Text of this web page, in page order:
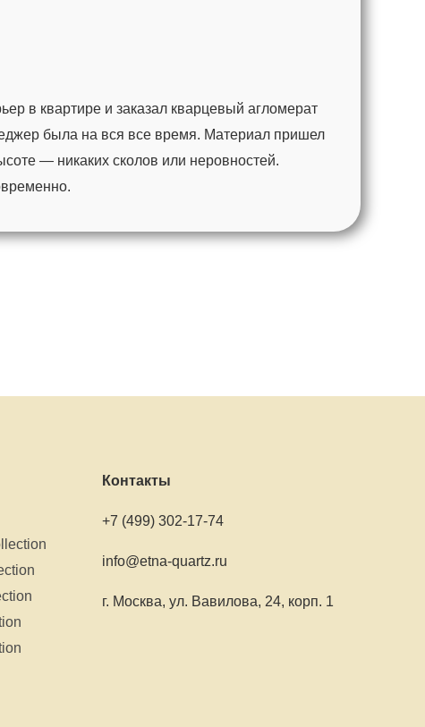
в квартире и заказал кварцевый агломерат
была на вся все время. Материал пришел
— никаких сколов или неровностей.
Контакты
+7 (499) 302-17-74
info@etna-quartz.ru
г. Москва, ул. Вавилова, 24, корп. 1